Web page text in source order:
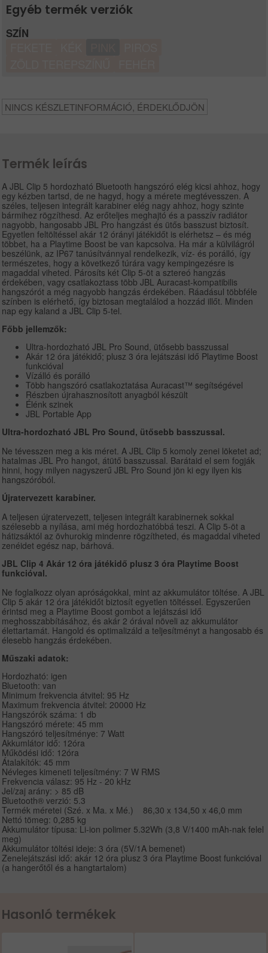
Egyéb termék verziók
SZÍN
NINCS KÉSZLETINFORMÁCIÓ, ÉRDEKLŐDJÖN
Termék leírás
A JBL Clip 5 hordozható Bluetooth hangszóró elég kicsi ahhoz, hogy
egy kézben tartsd, de ne hagyd, hogy a mérete megtévesszen. A
széles, teljesen integrált karabiner elég nagy ahhoz, hogy szinte
bármihez rögzíthesd. Az erőteljes meghajtó és a passzív radiátor
nagyobb, hangosabb JBL Pro hangzást és ütős basszust biztosít.
Egyetlen feltöltéssel akár 12 órányi játékidőt is elérhetsz – és még
többet, ha a Playtime Boost be van kapcsolva. Ha már a külvilágról
beszélünk, az IP67 tanúsítvánnyal rendelkezik, víz- és porálló, így
természetes, hogy a következő túrára vagy kempingezésre is
magaddal viheted. Párosíts két Clip 5-öt a sztereó hangzás
érdekében, vagy csatlakoztass több JBL Auracast-kompatibilis
hangszórót a még nagyobb hangzás érdekében. Ráadásul többféle
színben is elérhető, így biztosan megtalálod a hozzád illőt. Minden
nap egy kaland a JBL Clip 5-tel.
Főbb jellemzők:
Ultra-hordozható JBL Pro Sound, ütősebb basszussal
Akár 12 óra játékidő; plusz 3 óra lejátszási idő Playtime Boost
funkcióval
Vízálló és porálló
Több hangszóró csatlakoztatása Auracast™ segítségével
Részben újrahasznosított anyagból készült
Élénk szinek
JBL Portable App
Ultra-hordozható JBL Pro Sound, ütősebb basszussal.
Ne tévesszen meg a kis méret. A JBL Clip 5 komoly zenei löketet ad;
hatalmas JBL Pro hangot, átütő basszussal. Barátaid el sem fogják
hinni, hogy milyen nagyszerű JBL Pro Sound jön ki egy ilyen kis
hangszóróból.
Újratervezett karabiner.
A teljesen újratervezett, teljesen integrált karabinernek sokkal
szélesebb a nyílása, ami még hordozhatóbbá teszi. A Clip 5-öt a
hátizsáktól az övhurokig mindenre rögzítheted, és magaddal viheted
zenéidet egész nap, bárhová.
JBL Clip 4 Akár 12 óra játékidő plusz 3 óra Playtime Boost
funkcióval.
Ne foglalkozz olyan apróságokkal, mint az akkumulátor töltése. A JBL
Clip 5 akár 12 óra játékidőt biztosít egyetlen töltéssel. Egyszerűen
érintsd meg a Playtime Boost gombot a lejátszási idő
meghosszabbításához, és akár 2 órával növeli az akkumulátor
élettartamát. Hangold és optimalizáld a teljesítményt a hangosabb és
élesebb hangzás érdekében.
Műszaki adatok:
Hordozható: igen
Bluetooth: van
Minimum frekvencia átvitel: 95 Hz
Maximum frekvencia átvitel: 20000 Hz
Hangszórók száma: 1 db
Hangszóró mérete: 45 mm
Hangszóró teljesítménye: 7 Watt
Akkumlátor idő: 12óra
Működési idő: 12óra
Átalakítók: 45 mm
Névleges kimeneti teljesítmény: 7 W RMS
Frekvencia válasz: 95 Hz - 20 kHz
Jel/zaj arány: > 85 dB
Bluetooth® verzió: 5.3
Termék méretei (Szé. x Ma. x Mé.) 86,30 x 134,50 x 46,0 mm
Nettó tömeg: 0,285 kg
Akkumulátor típusa: Li-ion polimer 5.32Wh (3,8 V/1400 mAh-nak felel
meg)
Akkumulátor töltési ideje: 3 óra (5V/1A bemenet)
Zenelejátszási idő: akár 12 óra plusz 3 óra Playtime Boost funkcióval
(a hangerőtől és a hangtartalom)
Hasonló termékek